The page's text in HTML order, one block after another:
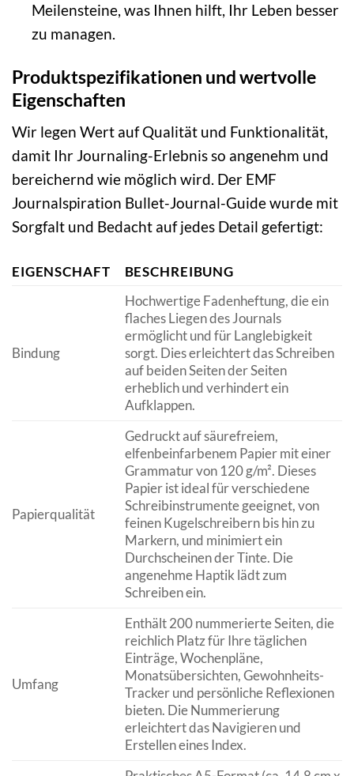
Meilensteine, was Ihnen hilft, Ihr Leben besser
zu managen.
Produktspezifikationen und wertvolle
Eigenschaften
Wir legen Wert auf Qualität und Funktionalität,
damit Ihr Journaling-Erlebnis so angenehm und
bereichernd wie möglich wird. Der EMF
Journalspiration Bullet-Journal-Guide wurde mit
Sorgfalt und Bedacht auf jedes Detail gefertigt:
EIGENSCHAFT BESCHREIBUNG
Bindung
Hochwertige Fadenheftung, die ein
flaches Liegen des Journals
ermöglicht und für Langlebigkeit
sorgt. Dies erleichtert das Schreiben
auf beiden Seiten der Seiten
erheblich und verhindert ein
Aufklappen.
Papierqualität
Gedruckt auf säurefreiem,
elfenbeinfarbenem Papier mit einer
Grammatur von 120 g/m². Dieses
Papier ist ideal für verschiedene
Schreibinstrumente geeignet, von
feinen Kugelschreibern bis hin zu
Markern, und minimiert ein
Durchscheinen der Tinte. Die
angenehme Haptik lädt zum
Schreiben ein.
Umfang
Enthält 200 nummerierte Seiten, die
reichlich Platz für Ihre täglichen
Einträge, Wochenpläne,
Monatsübersichten, Gewohnheits-
Tracker und persönliche Reflexionen
bieten. Die Nummerierung
erleichtert das Navigieren und
Erstellen eines Index.